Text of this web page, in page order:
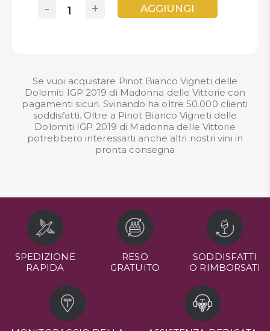
+
- AGGIUNGI
Se vuoi acquistare Pinot Bianco Vigneti delle
Dolomiti IGP 2019 di Madonna delle Vittorie con
pagamenti sicuri. Svinando ha oltre 50.000 clienti
soddisfatti. Oltre a Pinot Bianco Vigneti delle
Dolomiti IGP 2019 di Madonna delle Vittorie
potrebbero interessarti anche altri nostrivini in
pronta consegna
SPEDIZIONE
RAPIDA
RESO
GRATUITO
SODDISFATTI
O RIMBORSATI